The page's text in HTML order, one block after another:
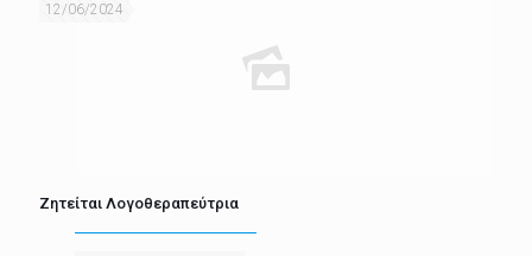
12/06/2024
Ζητείται Λογοθεραπεύτρια